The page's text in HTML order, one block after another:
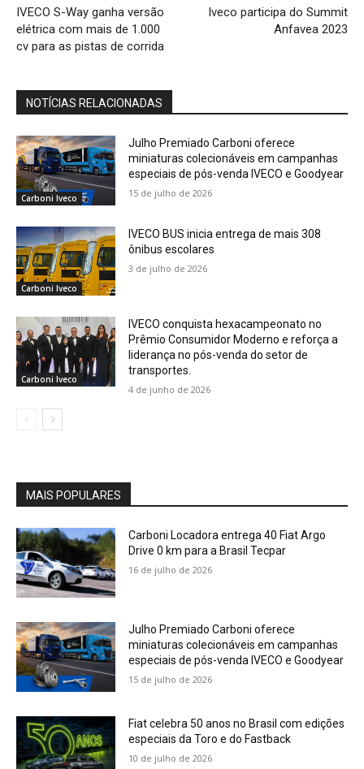
IVECO S-Way ganha versão
elétrica com mais de 1.000
cv para as pistas de corrida
Iveco participa do Summit
Anfavea 2023
NOTÍCIAS RELACIONADAS
Carboni Iveco
Julho Premiado Carboni oferece
miniaturas colecionáveis em campanhas
especiais de pós-venda IVECO e Goodyear
15 de julho de 2026
Carboni Iveco
IVECO BUS inicia entrega de mais 308
ônibus escolares
3 de julho de 2026
Carboni Iveco
IVECO conquista hexacampeonato no
Prêmio Consumidor Moderno e reforça a
liderança no pós-venda do setor de
transportes.
4 de junho de 2026
MAIS POPULARES
Carboni Locadora entrega 40 Fiat Argo
Drive 0 km para a Brasil Tecpar
16 de julho de 2026
Julho Premiado Carboni oferece
miniaturas colecionáveis em campanhas
especiais de pós-venda IVECO e Goodyear
15 de julho de 2026
Fiat celebra 50 anos no Brasil com edições
especiais da Toro e do Fastback
10 de julho de 2026